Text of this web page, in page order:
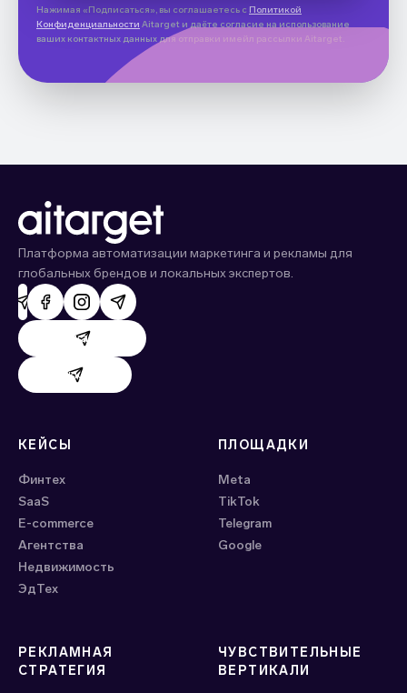
Нажимая «Подписаться», вы соглашаетесь с Политикой
Конфиденциальности Aitarget и даёте согласие на использование
ваших контактных данных для отправки имейл рассылки Aitarget.
Платформа автоматизации маркетинга и рекламы для
глобальных брендов и локальных экспертов.
Поддержка AdHand
Поддержка Evido
КЕЙСЫ
Финтех
SaaS
E-commerce
Агентства
Недвижимость
ЭдТех
ПЛОЩАДКИ
Meta
ТikTok
Telegram
Google
РЕКЛАМНАЯ
СТРАТЕГИЯ
ЧУВСТВИТЕЛЬНЫЕ
ВЕРТИКАЛИ